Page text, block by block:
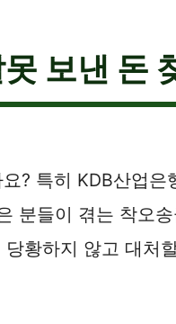
보낸 돈
? 특히 KDB산업
분들이 겪는 착오
황하지 않고 대